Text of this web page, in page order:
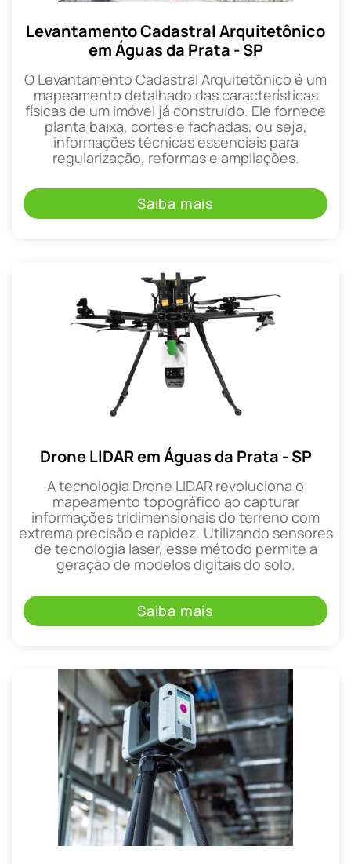
Levantamento Cadastral Arquitetônico
em Águas da Prata - SP
O Levantamento Cadastral Arquitetônico é um
mapeamento detalhado das características
físicas de um imóvel já construído. Ele fornece
planta baixa, cortes e fachadas, ou seja,
informações técnicas essenciais para
regularização, reformas e ampliações.
Saiba mais
Drone LIDAR em Águas da Prata - SP
A tecnologia Drone LIDAR revoluciona o
mapeamento topográfico ao capturar
informações tridimensionais do terreno com
extrema precisão e rapidez. Utilizando sensores
de tecnologia laser, esse método permite a
geração de modelos digitais do solo.
Saiba mais